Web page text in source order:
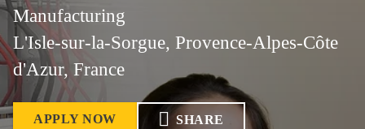
Manufacturing
L'Isle-sur-la-Sorgue, Provence-Alpes-Côte
d'Azur, France
APPLY NOW SHARE